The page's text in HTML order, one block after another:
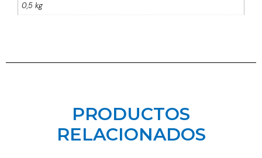
0,5 kg
PRODUCTOS
RELACIONADOS